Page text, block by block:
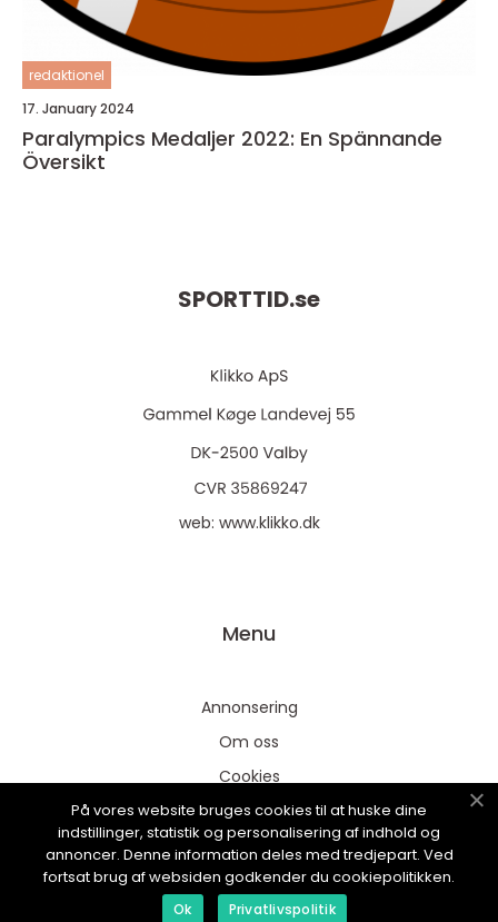
redaktionel
17. January 2024
Paralympics Medaljer 2022: En Spännande
Översikt
SPORTTID.se
web: www.klikko.dk
Menu
Annonsering
Om oss
Cookies
Kontakta oss
Sitemap
På vores website bruges cookies til at huske dine
indstillinger, statistik og personalisering af indhold og
annoncer. Denne information deles med tredjepart. Ved
fortsat brug af websiden godkender du cookiepolitikken.
Ok Privatlivspolitik